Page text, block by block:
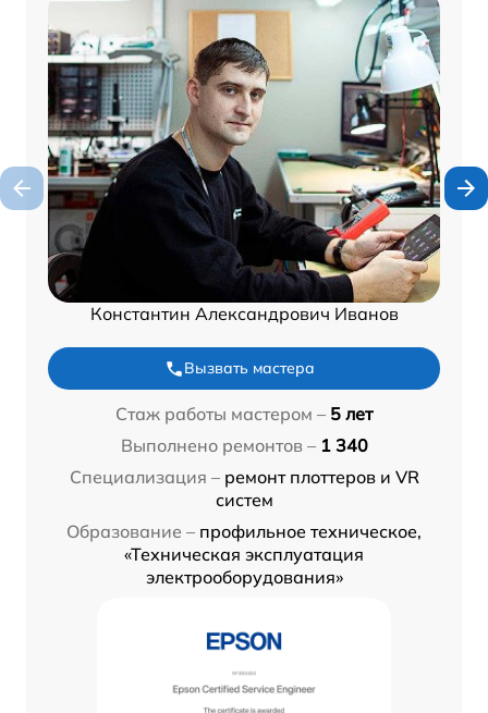
Константин Александрович Иванов
Вызвать мастера
Стаж работы мастером – 5 лет
Выполнено ремонтов – 1 340
Специализация – ремонт плоттеров и VR
систем
Образование – профильное техническое,
«Техническая эксплуатация
электрооборудования»